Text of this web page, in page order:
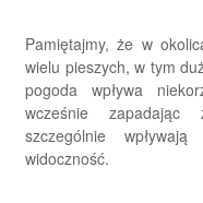
Pamiętajmy, że w
wielu pieszych, w tym
pogoda wpływa
wcześnie
szczególnie
widoczność.